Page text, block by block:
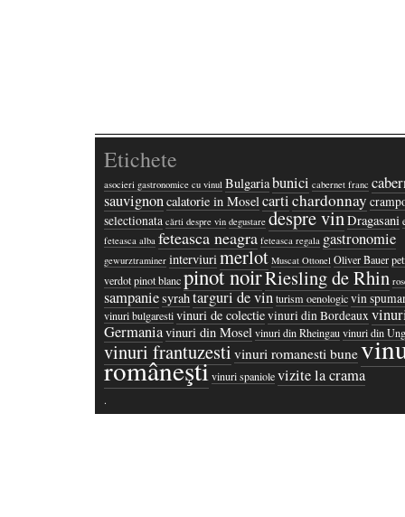
Etichete
asocieri gastronomice cu vinul Bulgariabunici cabernet franc
sauvignoncalatorie in Mosel cartichardonnay
selectionata cărti despre vin degustare despre vinDragasani
feteasca alba feteasca neagra feteasca regala gastronomie
gewurztraminer interviuri merlot Muscat Ottonel Oliver Bauer
verdotpinot blancpinot noirRiesling de Rhin
sampaniesyrahtarguri de vinturism oenologicvin
vinuri bulgarestivinuri de colectievinuri din Bordeaux
Germaniavinuri din Mosel vinuri din Rheingauvinuri din
vinuri frantuzesti vinuri romanesti bune
româneştivinuri spaniolevizite la crama
·